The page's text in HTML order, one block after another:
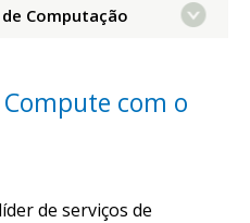
Computação
com o
de serviços de